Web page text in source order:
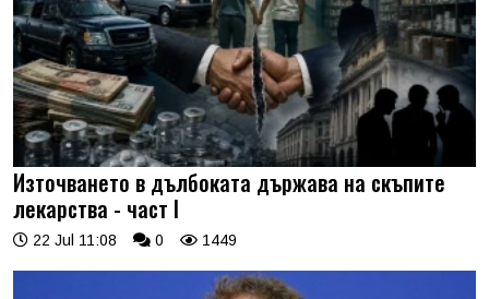
Източването в дълбоката държава на скъпите
лекарства - част I
22 Jul 11:08 0 1449